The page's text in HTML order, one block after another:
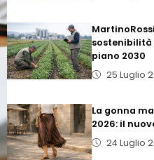
sostenibilità
piano 2030
25 Luglio
La gonna
2026: il
24 Luglio